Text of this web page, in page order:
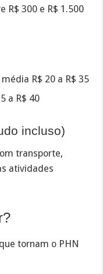
R$ 300 e R$ 1.500
R$ 20 a R$ 35
a R$ 40
incluso)
transporte,
atividades
tornam o PHN